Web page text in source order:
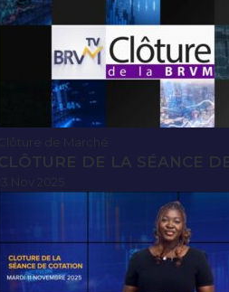
CLÔTURE DE LA SÉANCE